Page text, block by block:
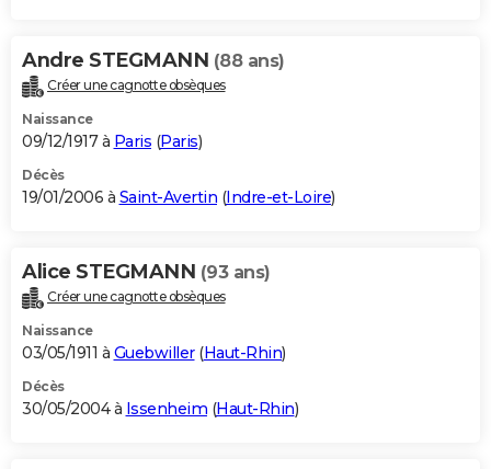
Andre STEGMANN (88 ans)
Créer une cagnotte obsèques
Naissance
09/12/1917 à Paris (Paris)
Décès
19/01/2006 à Saint-Avertin (Indre-et-Loire)
Alice STEGMANN (93 ans)
Créer une cagnotte obsèques
Naissance
03/05/1911 à Guebwiller(Haut-Rhin)
Décès
30/05/2004 à Issenheim (Haut-Rhin)